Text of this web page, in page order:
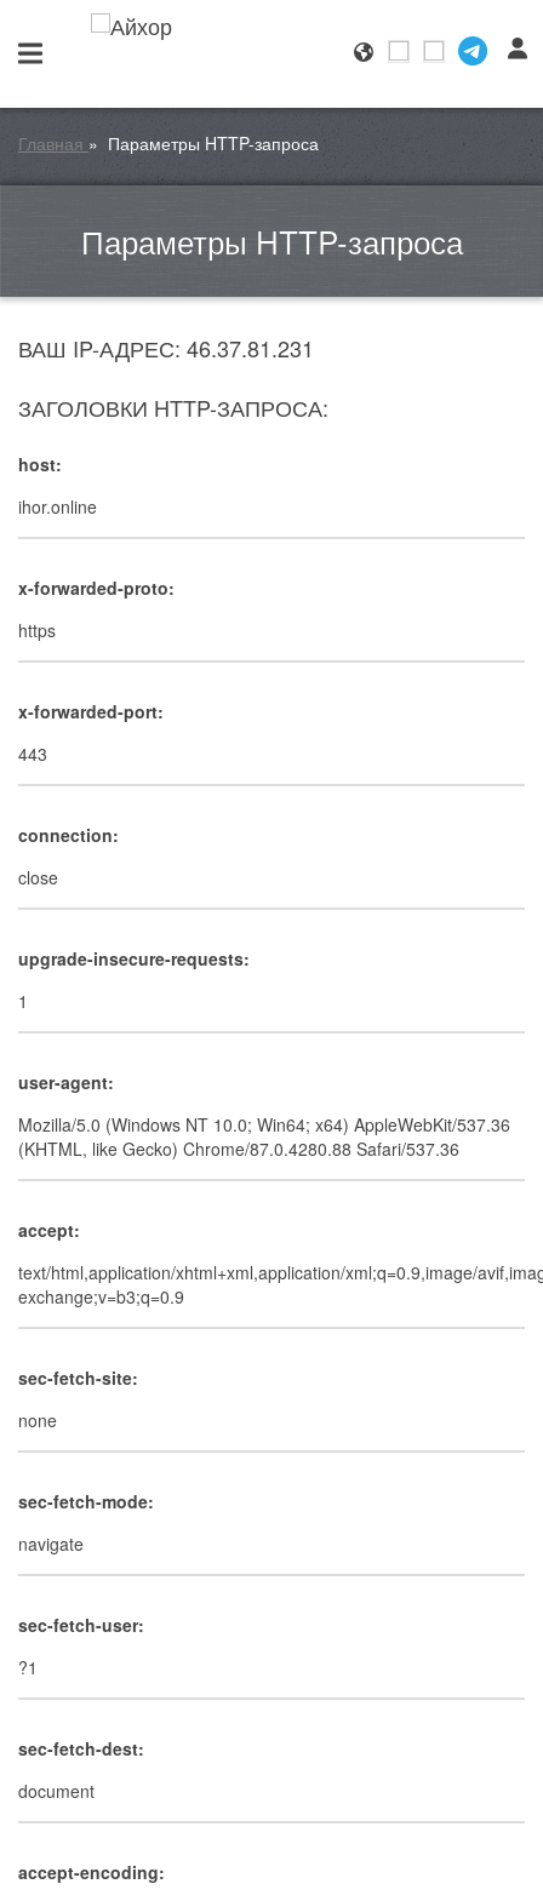
Главная » Параметры HTTP-запроса
Параметры HTTP-запроса
ВАШ IP-АДРЕС: 46.37.81.231
ЗАГОЛОВКИ HTTP-ЗАПРОСА:
host:
ihor.online
x-forwarded-proto:
https
x-forwarded-port:
443
connection:
close
upgrade-insecure-requests:
1
user-agent:
Mozilla/5.0 (Windows NT 10.0; Win64; x64) AppleWebKit/537.36
(KHTML, like Gecko) Chrome/87.0.4280.88 Safari/537.36
accept:
text/html,application/xhtml+xml,application/xml;q=0.9,image/
exchange;v=b3;q=0.9
sec-fetch-site:
none
sec-fetch-mode:
navigate
sec-fetch-user:
?1
sec-fetch-dest:
document
accept-encoding: